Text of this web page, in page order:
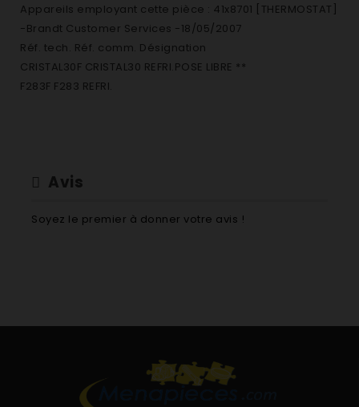
Appareils employant cette pièce : 41x8701 [THERMOSTAT]
-Brandt Customer Services -18/05/2007
Réf. tech. Réf. comm. Désignation
CRISTAL30F CRISTAL30 REFRI.POSE LIBRE **
F283F F283 REFRI.
Avis
Soyez le premier à donner votre avis !